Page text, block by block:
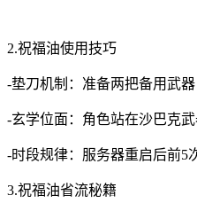
2.祝福油使用技巧
-垫刀机制：准备两把备用武
-玄学位面：角色站在沙巴克
-时段规律：服务器重启后前5
3.祝福油省流秘籍